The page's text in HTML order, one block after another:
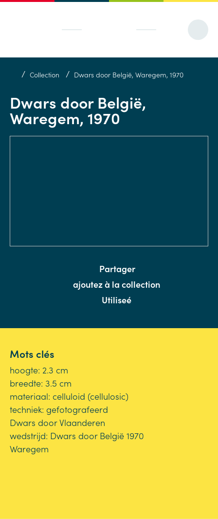
/ Collection / Dwars door België, Waregem, 1970
Dwars door België,
Waregem, 1970
Partager
ajoutez à la collection
Utiliseé
Mots clés
hoogte: 2.3 cm
breedte: 3.5 cm
materiaal: celluloid (cellulosic)
techniek: gefotografeerd
Dwars door Vlaanderen
wedstrijd: Dwars door België 1970
Waregem